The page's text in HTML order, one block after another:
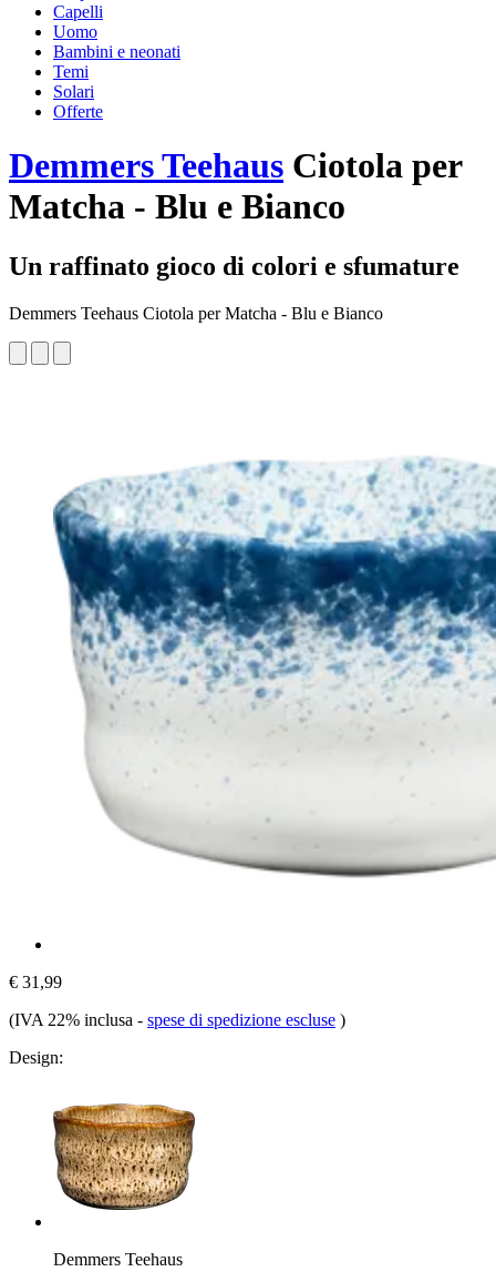
Capelli
Uomo
Bambini e neonati
Temi
Solari
Offerte
Demmers Teehaus Ciotola per
Matcha - Blu e Bianco
Un raffinato gioco di colori e sfumature
Demmers Teehaus Ciotola per Matcha - Blu e Bianco
€ 31,99
(IVA 22% inclusa - spese di spedizione escluse )
Design:
Demmers Teehaus